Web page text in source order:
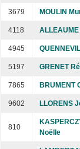
3679 MOULIN
4118
4945
5197 GRENET
7865 BRUMENT
9602 LLORENS
810
Noëlle